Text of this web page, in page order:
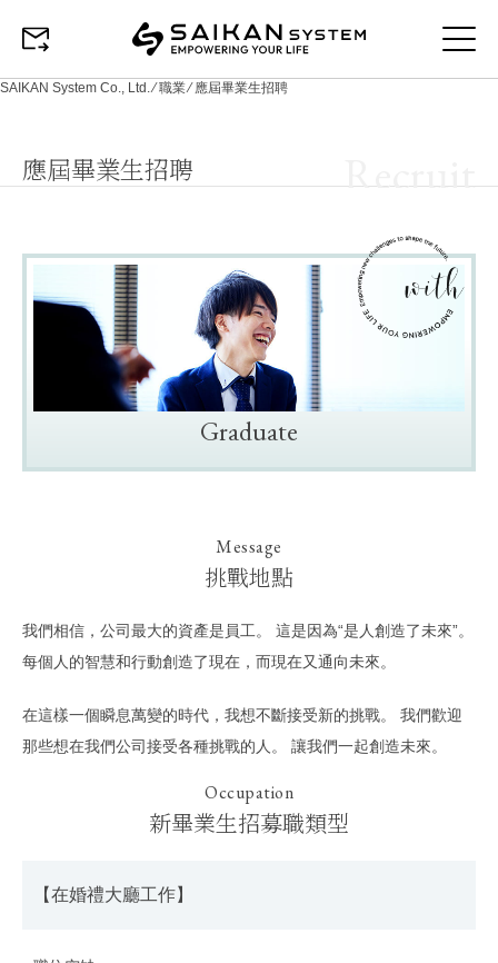
SAIKAN System Co., Ltd.⁄職業⁄應屆畢業生招聘
應屆畢業生招聘 Recruit
Message
挑戰地點
我們相信，公司最大的資產是員工。 這是因為“是人創造了未來”。
每個人的智慧和行動創造了現在，而現在又通向未來。
在這樣一個瞬息萬變的時代，我想不斷接受新的挑戰。 我們歡迎
那些想在我們公司接受各種挑戰的人。 讓我們一起創造未來。
Occupation
新畢業生招募職類型
【在婚禮大廳工作】